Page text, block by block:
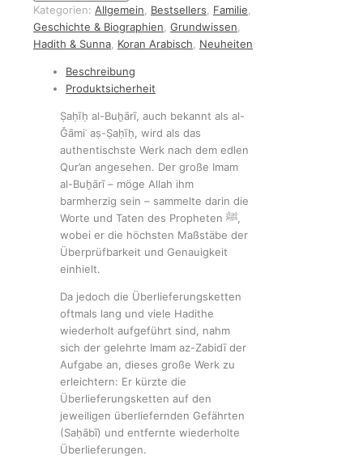
Kategorien: Allgemein, Bestsellers, Familie,
Geschichte & Biographien, Grundwissen,
Hadith & Sunna, Koran Arabisch, Neuheiten
Beschreibung
Produktsicherheit
Ṣaḥīḥ al-Buḫārī, auch bekannt als al-
Ǧāmiʿ aṣ-Ṣaḥīḥ, wird als das
authentischste Werk nach dem edlen
Qur’an angesehen. Der große Imam
al-Buḫārī – möge Allah ihm
barmherzig sein – sammelte darin die
Worte und Taten des Propheten ﷺ,
wobei er die höchsten Maßstäbe der
Überprüfbarkeit und Genauigkeit
einhielt.
Da jedoch die Überlieferungsketten
oftmals lang und viele Hadithe
wiederholt aufgeführt sind, nahm
sich der gelehrte Imam az-Zabidī der
Aufgabe an, dieses große Werk zu
erleichtern: Er kürzte die
Überlieferungsketten auf den
jeweiligen überliefernden Gefährten
(Saḥābī) und entfernte wiederholte
Überlieferungen.